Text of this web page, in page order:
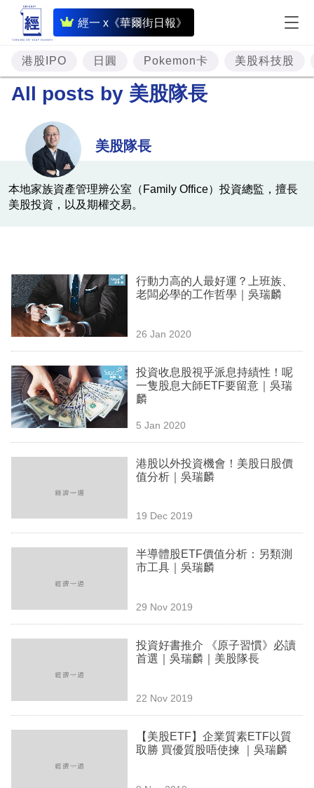
經一 x《華爾街日報》
即
時
財
經
樓
財
業
科
技
職
場
事
專
專
港股IPO 日圓 Pokemon卡 美股科技股
All posts by 美股隊長
美股隊長
本地家族資產管理辨公室（Family Office）投資總監，擅長
美股投資，以及期權交易。
行動力高的人最好運？上班族、
老闆必學的工作哲學｜吳瑞麟
26 Jan 2020
投資收息股視乎派息持績性！呢
一隻股息大師ETF要留意｜吳瑞
麟
5 Jan 2020
港股以外投資機會！美股日股價
值分析｜吳瑞麟
19 Dec 2019
半導體股ETF價值分析：另類測
市工具｜吳瑞麟
29 Nov 2019
投資好書推介 《原子習慣》必讀
首選｜吳瑞麟｜美股隊長
22 Nov 2019
【美股ETF】企業質素ETF以質
取勝 買優質股唔使揀 ｜吳瑞麟